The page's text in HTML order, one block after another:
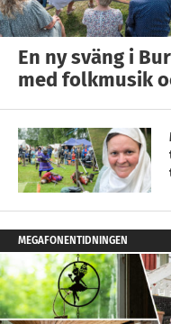
En ny sväng i
med folkmusik
MEGAFONENTIDNINGEN